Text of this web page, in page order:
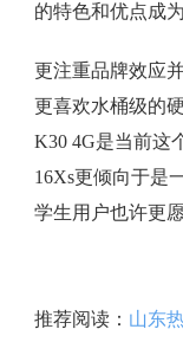
的特色和优点成
更注重品牌效应
更喜欢水桶级的
K30 4G是当前这
16Xs更倾向于是
学生用户也许更
推荐阅读： 山东